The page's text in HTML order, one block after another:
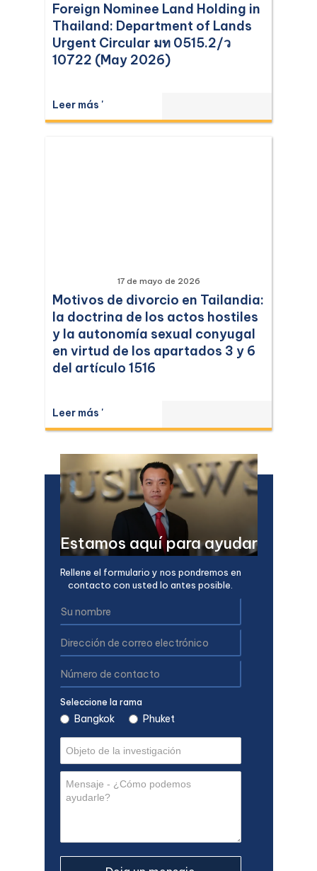
Estamos aquí para ayudar
Rellene el formulario y nos pondremos en
contacto con usted lo antes posible.
Seleccione la rama
Bangkok Phuket
Foreign Nominee Land Holding in
Thailand: Department of Lands
Urgent Circular มท 0515.2/ว
10722 (May 2026)
Leer más '
17 de mayo de 2026
Motivos de divorcio en Tailandia:
la doctrina de los actos hostiles
y la autonomía sexual conyugal
en virtud de los apartados 3 y 6
del artículo 1516
Leer más '